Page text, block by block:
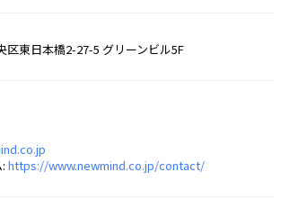
区東日本橋2-27-5 グリーンビル5F
https://www.newmind.co.jp/contact/